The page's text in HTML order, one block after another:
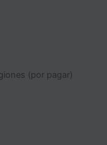
(por pagar)